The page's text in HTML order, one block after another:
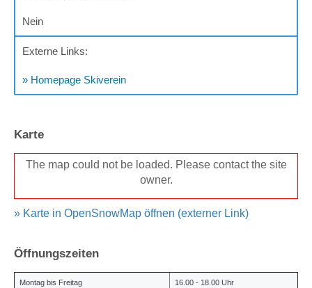
Nein
Externe Links:
» Homepage Skiverein
Karte
The map could not be loaded. Please contact the site
owner.
» Karte in OpenSnowMap öffnen (externer Link)
Öffnungszeiten
Montag bis Freitag 16.00 - 18.00 Uhr